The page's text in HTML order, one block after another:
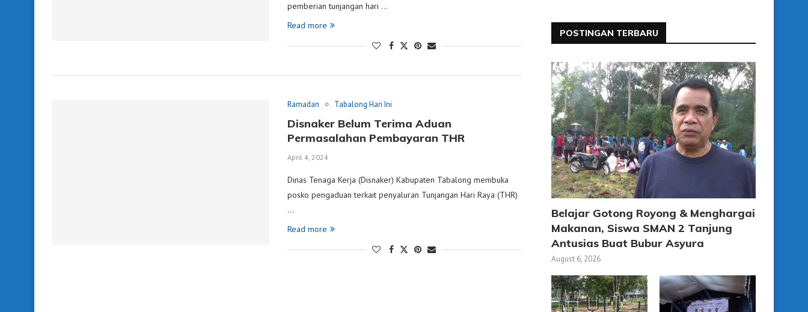
pemberian tunjangan hari …
Read more
Ramadan Tabalong Hari Ini
Disnaker Belum Terima Aduan
Permasalahan Pembayaran THR
April 4, 2024
Dinas Tenaga Kerja (Disnaker) Kabupaten Tabalong membuka
posko pengaduan terkait penyaluran Tunjangan Hari Raya (THR)
…
Read more
POSTINGAN TERBARU
Belajar Gotong Royong & Menghargai
Makanan, Siswa SMAN 2 Tanjung
Antusias Buat Bubur Asyura
August 6, 2026